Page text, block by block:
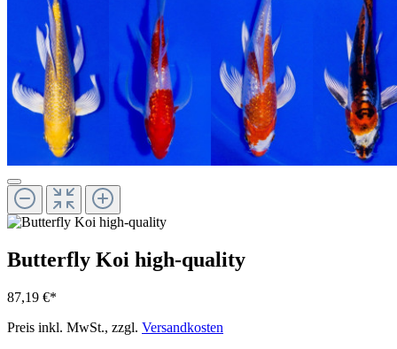
Butterfly Koi high-quality
87,19 €*
Preis inkl. MwSt., zzgl. Versandkosten